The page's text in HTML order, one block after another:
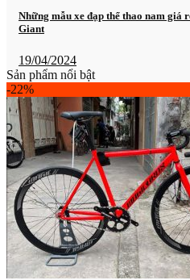
Những mẫu xe đạp thể thao nam giá
Giant
19/04/2024
Sản phẩm nổi bật
-22%